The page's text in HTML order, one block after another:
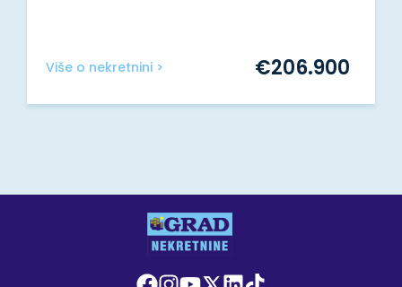
Više o nekretnini > €206.900